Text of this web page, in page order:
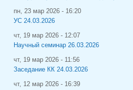
пн, 23 мар 2026 - 16:20
УС 24.03.2026
чт, 19 мар 2026 - 12:07
Научный семинар 26.03.2026
чт, 19 мар 2026 - 11:56
Заседание КК 24.03.2026
чт, 12 мар 2026 - 16:39